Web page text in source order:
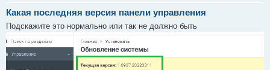
Какая последняя версия панели управления
Подскажите это нормально или так не должно быть